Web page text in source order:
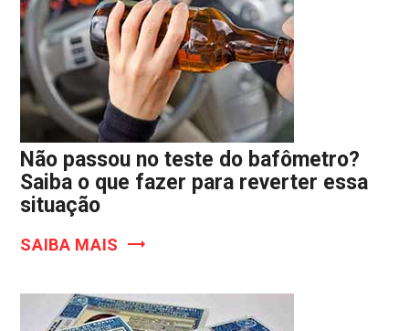
Não passou no teste do bafômetro?
Saiba o que fazer para reverter essa
situação
SAIBA MAIS